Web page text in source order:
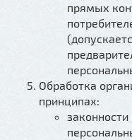
прямых
Обработка
принципах: